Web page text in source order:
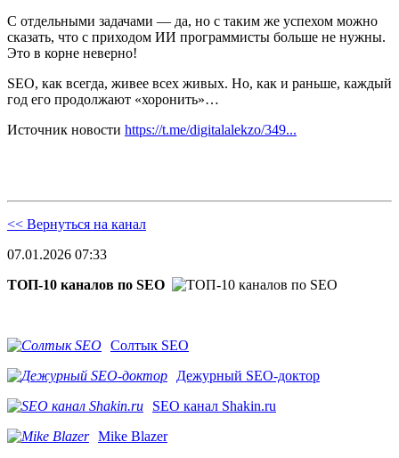
С отдельными задачами — да, но с таким же успехом можно
сказать, что с приходом ИИ программисты больше не нужны.
Это в корне неверно!
SEO, как всегда, живее всех живых. Но, как и раньше, каждый
год его продолжают «хоронить»…
Источник новости https://t.me/digitalalekzo/349...
<< Вернуться на канал
07.01.2026 07:33
ТОП-10 каналов по SEO
Солтык SEO
Дежурный SEO-доктор
SEO канал Shakin.ru
Mike Blazer